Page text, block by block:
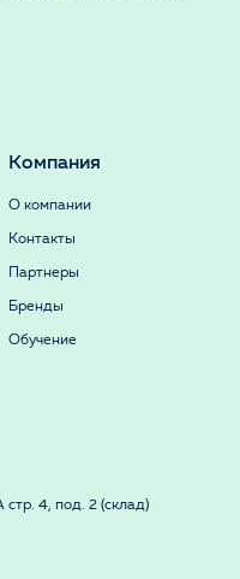
Компания
О компании
Контакты
Партнеры
Бренды
Обучение
4, под. 2 (склад)